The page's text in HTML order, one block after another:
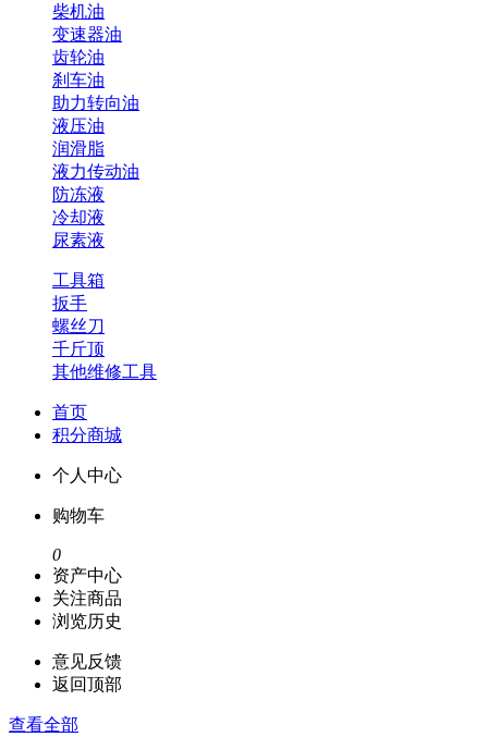
柴机油
变速器油
齿轮油
刹车油
助力转向油
液压油
润滑脂
液力传动油
防冻液
冷却液
尿素液
工具箱
扳手
螺丝刀
千斤顶
其他维修工具
首页
积分商城
个人中心
购物车
0
资产中心
关注商品
浏览历史
意见反馈
返回顶部
查看全部